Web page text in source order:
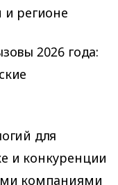
и регионе
2026 года:
для
и конкуренции
компаниями